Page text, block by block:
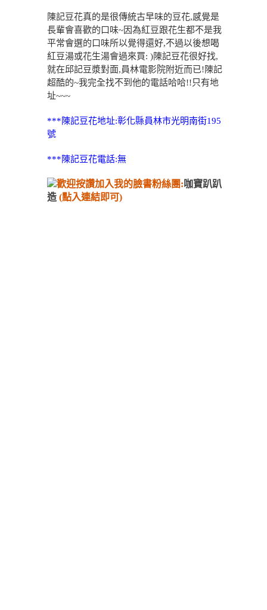
陳記豆花真的是很傳統古早味的豆花,感覺是
長輩會喜歡的口味~因為紅豆跟花生都不是我
平常會選的口味所以覺得還好,不過以後想喝
紅豆湯或花生湯會過來買: )陳記豆花很好找,
就在邱記豆漿對面,員林電影院附近而已!陳記
超酷的~我完全找不到他的電話哈哈!!只有地
址~~~
***陳記豆花地址:彰化縣員林市光明南街195
號
***陳記豆花電話:無
歡迎按讚加入我的臉書粉絲團:咖寶趴趴
造 (點入連結即可)